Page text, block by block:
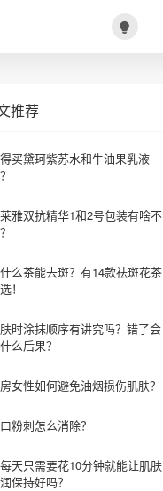
推荐
买黛珂紫苏水和牛油果乳液
雅双抗精华1和2号包装有啥不
么茶能去斑？有14款祛斑花茶
！
时涂抹顺序有讲究吗？错了会
么后果？
女性如何避免油烟损伤肌肤？
粉刺怎么消除？
天只需要花10分钟就能让肌肤
保持好吗？